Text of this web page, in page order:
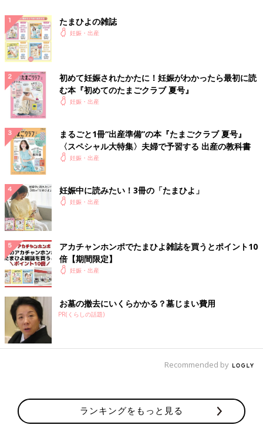
たまひよの雑誌
妊娠・出産
初めて妊娠されたかたに！妊娠がわかったら最初に読
む本『初めてのたまごクラブ 夏号』
妊娠・出産
まるごと1冊“出産準備”の本『たまごクラブ 夏号』
〈スペシャル大特集〉夫婦で予習する 出産の教科書
妊娠・出産
妊娠中に読みたい！3冊の「たまひよ」
妊娠・出産
アカチャンホンポでたまひよ雑誌を買うとポイント10
倍【期間限定】
妊娠・出産
お墓の撤去にいくらかかる？墓じまい費用
PR(くらしの話題)
Recommended by
ランキングをもっと見る